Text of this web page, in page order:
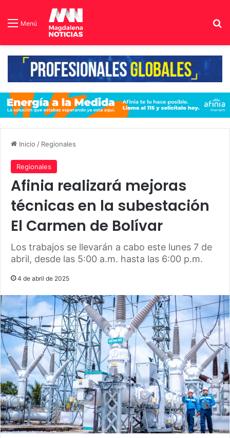
Menú
Inicio / Regionales
Regionales
Afinia realizará mejoras
técnicas en la subestación
El Carmen de Bolívar
Los trabajos se llevarán a cabo este lunes 7 de
abril, desde las 5:00 a.m. hasta las 6:00 p.m.
4 de abril de 2025